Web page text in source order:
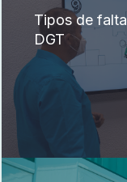
Tipos de
DGT